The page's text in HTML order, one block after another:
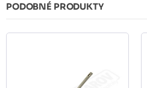
PODOBNÉ PRODUKTY